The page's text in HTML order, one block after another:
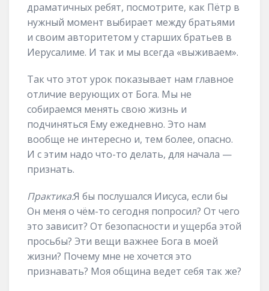
драматичных ребят, посмотрите, как Пётр в
нужный момент выбирает между братьями
и своим авторитетом у старших братьев в
Иерусалиме. И так и мы всегда «выживаем».
Так что этот урок показывает нам главное
отличие верующих от Бога. Мы не
собираемся менять свою жизнь и
подчиняться Ему ежедневно. Это нам
вообще не интересно и, тем более, опасно.
И с этим надо что-то делать, для начала —
признать.
Практика:Я бы послушался Иисуса, если бы
Он меня о чём-то сегодня попросил? От чего
это зависит? От безопасности и ущерба этой
просьбы? Эти вещи важнее Бога в моей
жизни? Почему мне не хочется это
признавать? Моя община ведет себя так же?